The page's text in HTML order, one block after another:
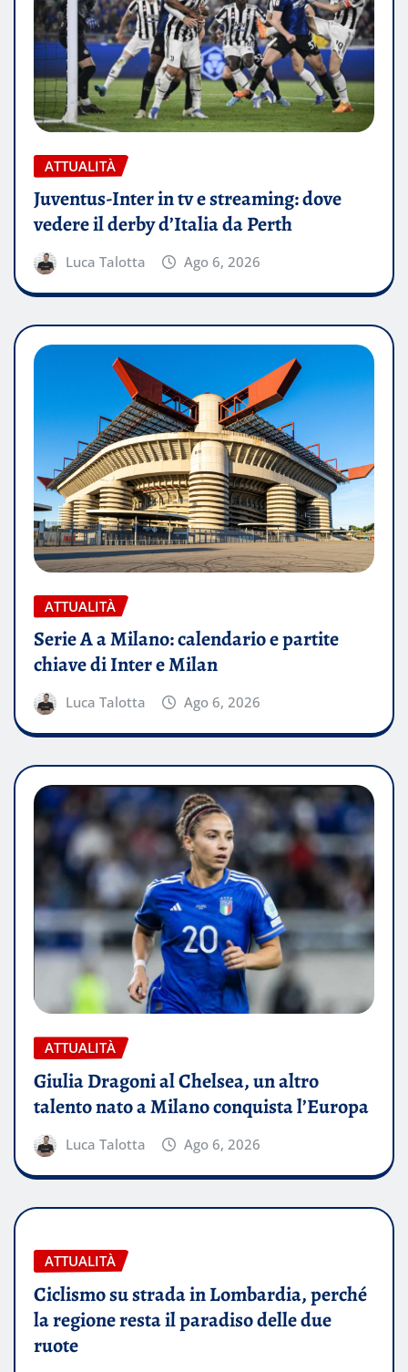
ATTUALITÀ
Juventus-Inter in tv e streaming: dove
vedere il derby d’Italia da Perth
Luca Talotta Ago 6, 2026
ATTUALITÀ
Serie A a Milano: calendario e partite
chiave di Inter e Milan
Luca Talotta Ago 6, 2026
ATTUALITÀ
Giulia Dragoni al Chelsea, un altro
talento nato a Milano conquista l’Europa
Luca Talotta Ago 6, 2026
ATTUALITÀ
Ciclismo su strada in Lombardia, perché
la regione resta il paradiso delle due
ruote